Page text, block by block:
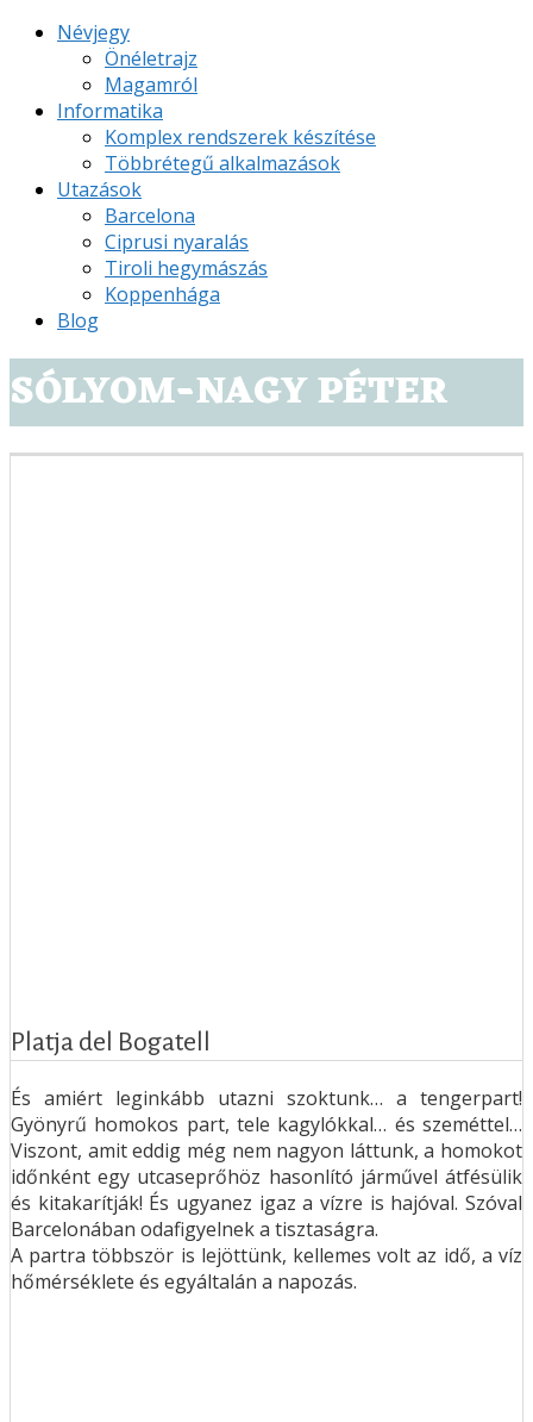
Névjegy
Önéletrajz
Magamról
Informatika
Komplex rendszerek készítése
Többrétegű alkalmazások
Utazások
Barcelona
Ciprusi nyaralás
Tiroli hegymászás
Koppenhága
Blog
SÓLYOM-NAGY PÉTER
Platja del Bogatell
És amiért leginkább utazni szoktunk… a tengerpart!
Gyönyrű homokos part, tele kagylókkal… és szeméttel…
Viszont, amit eddig még nem nagyon láttunk, a homokot
időnként egy utcaseprőhöz hasonlító járművel átfésülik
és kitakarítják! És ugyanez igaz a vízre is hajóval. Szóval
Barcelonában odafigyelnek a tisztaságra.
A partra többször is lejöttünk, kellemes volt az idő, a víz
hőmérséklete és egyáltalán a napozás.